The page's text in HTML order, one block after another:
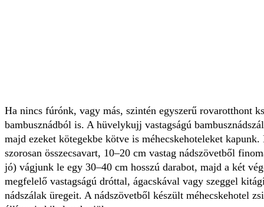
Ha nincs fúrónk, vagy más, szintén egyszerű rovarotthont
bambusznádból is. A hüvelykujj vastagságú
majd ezeket kötegekbe kötve is méhecskehoteleket
szorosan összecsavart, 10–20 cm vastag nádszövetből
jó) vágjunk le egy 30–40 cm hosszú darabot, majd a két
megfelelő vastagságú dróttal, ágacskával vagy szeggel
nádszálak üregeit. A nádszövetből készült méhecskehotel